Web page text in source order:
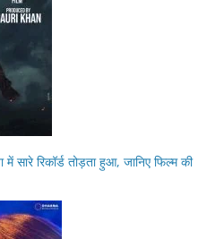
सारे रिकॉर्ड तोड़ता हुआ, जानिए फिल्म की